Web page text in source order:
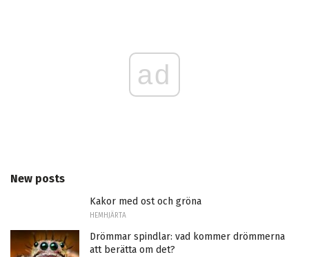
ad
New posts
Kakor med ost och gröna
HEMHJÄRTA
Drömmar spindlar: vad kommer drömmerna
att berätta om det?